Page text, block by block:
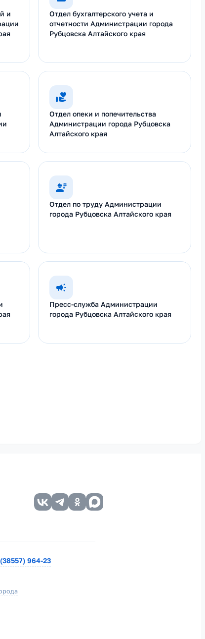
и
Отдел бухгалтерского учета и
отчетности Администрации города
Рубцовска Алтайского края
Отдел опеки и попечительства
Администрации города Рубцовска
Алтайского края
Отдел по труду Администрации
города Рубцовска Алтайского края
Пресс-служба Администрации
города Рубцовска Алтайского края
964-23